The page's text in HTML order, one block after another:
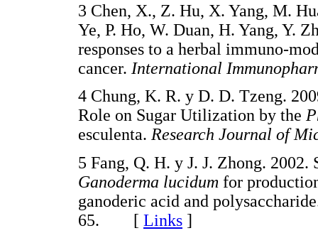
3 Chen, X., Z. Hu, X. Yang, M.
Ye, P. Ho, W. Duan, H. Yang, Y.
responses to a herbal immuno-
cancer. International
4 Chung, K. R. y D. D. Tzeng.
Role on Sugar Utilization by the
esculenta. Research Journal of
5 Fang, Q. H. y J. J. Zhong.
Ganoderma lucidum for
ganoderic acid and
65. [ Links ]